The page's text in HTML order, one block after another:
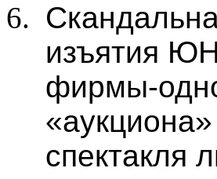
изъятия
фирмы-
спектакля